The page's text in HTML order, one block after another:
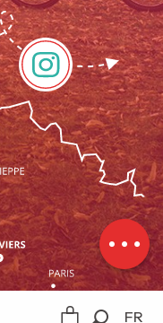
FR
Description
Prestations
Tarifs
Ouvertures
Contacter
par email